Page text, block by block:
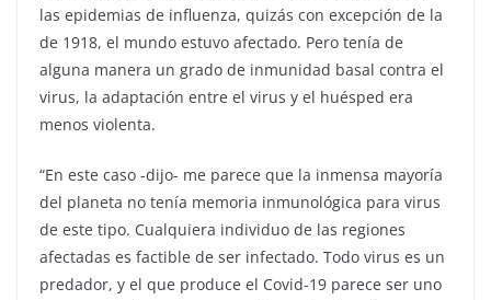
las epidemias de influenza, quizás con excepción de la
de 1918, el mundo estuvo afectado. Pero tenía de
alguna manera un grado de inmunidad basal contra el
virus, la adaptación entre el virus y el huésped era
menos violenta.
“En este caso -dijo- me parece que la inmensa mayoría
del planeta no tenía memoria inmunológica para virus
de este tipo. Cualquiera individuo de las regiones
afectadas es factible de ser infectado. Todo virus es un
predador, y el que produce el Covid-19 parece ser uno